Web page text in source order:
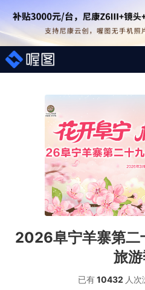
照片案例
短视频直播案例
图片直播系统
AI行业大模型
喔图Skill
2026阜宁羊寨第二
旅
已有10432 人次